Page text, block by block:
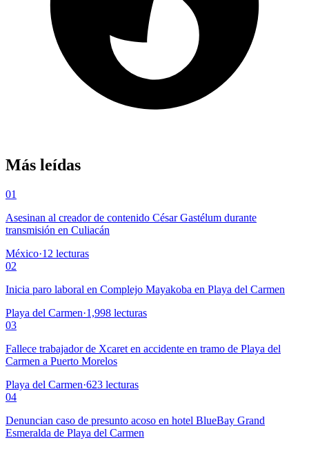
Más leídas
01
Asesinan al creador de contenido César Gastélum durante
transmisión en Culiacán
México·12 lecturas
02
Inicia paro laboral en Complejo Mayakoba en Playa del Carmen
Playa del Carmen·1,998 lecturas
03
Fallece trabajador de Xcaret en accidente en tramo de Playa del
Carmen a Puerto Morelos
Playa del Carmen·623 lecturas
04
Denuncian caso de presunto acoso en hotel BlueBay Grand
Esmeralda de Playa del Carmen